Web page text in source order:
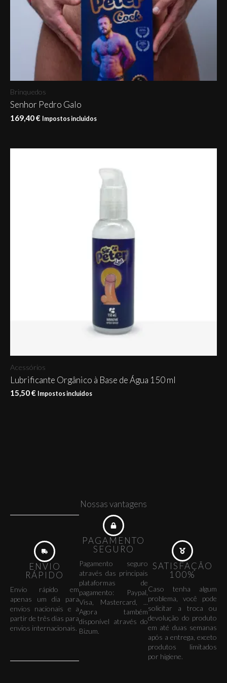
Brinquedos
Senhor Pedro Galo
169,40€ Impostos incluidos
Acessórios
Lubrificante Orgânico à Base de Água 150 ml
15,50€ Impostos incluidos
Nossas vantagens
ENVIO
RÁPIDO
Envio rápido em
apenas um dia para
envios nacionais e a
partir de três dias para
envios internacionais.
PAGAMENTO
SEGURO
Pagamento seguro
através das principais
plataformas de
pagamento: Paypal,
Visa, Mastercard, ...
Agora também
disponível através do
Bizum.
SATISFAÇÃO
100%
Caso tenha algum
problema, você pode
solicitar a troca ou
devolução do produto
em até duas semanas
após a entrega, exceto
produtos limitados
por higiene.